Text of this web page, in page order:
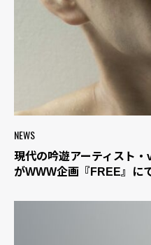
NEWS
現代の吟遊アーティスト
がWWW企画『FREE』に